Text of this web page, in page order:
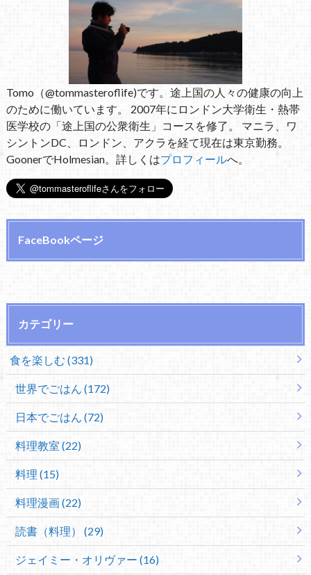
Tomo（@tommasteroflife)です。途上国の人々の健康の向上
のために働いています。 2007年にロンドン大学衛生・熱帯
医学校の「途上国の公衆衛生」コースを修了。 マニラ、ワ
シントンDC、ロンドン、アクラを経て現在は東京勤務。
GoonerでHolmesian。詳しくはプロフィールへ。
FaceBookページ
カテゴリー
食を楽しむ (331)
世界でごはん (172)
日本でごはん (72)
料理教室 (22)
料理 (15)
料理漫画 (22)
読書（料理） (29)
ジェイミー・オリヴァー (16)